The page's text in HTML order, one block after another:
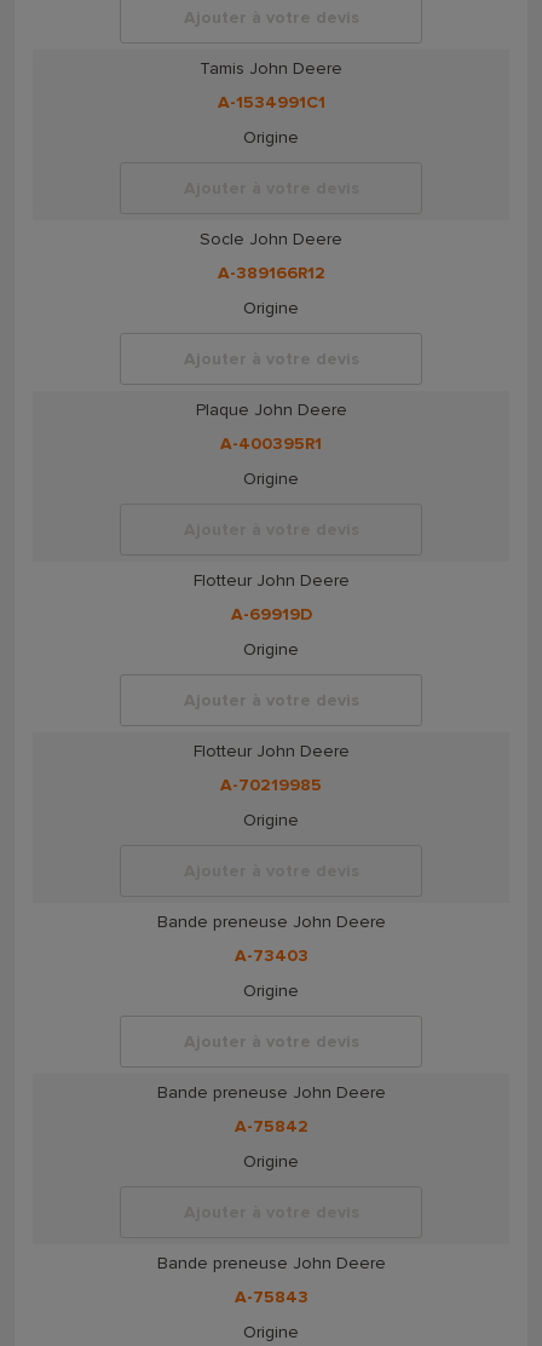
Ajouter à votre devis
Tamis John Deere
A-1534991C1
Origine
Socle John Deere
A-389166R12
Origine
Ajouter à votre devis
Plaque John Deere
A-400395R1
Origine
Flotteur John Deere
A-69919D
Origine
Ajouter à votre devis
Flotteur John Deere
A-70219985
Origine
Bande preneuse John Deere
A-73403
Origine
Ajouter à votre devis
Bande preneuse John Deere
A-75842
Origine
Bande preneuse John Deere
A-75843
Origine